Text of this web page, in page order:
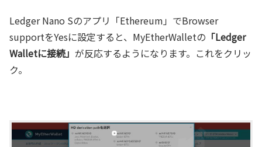
Ledger Nano Sのアプリ「Ethereum」でBrowser
supportをYesに設定すると、MyEtherWalletの 「Ledger
Walletに接続」 が反応するようになります。これをクリッ
ク。